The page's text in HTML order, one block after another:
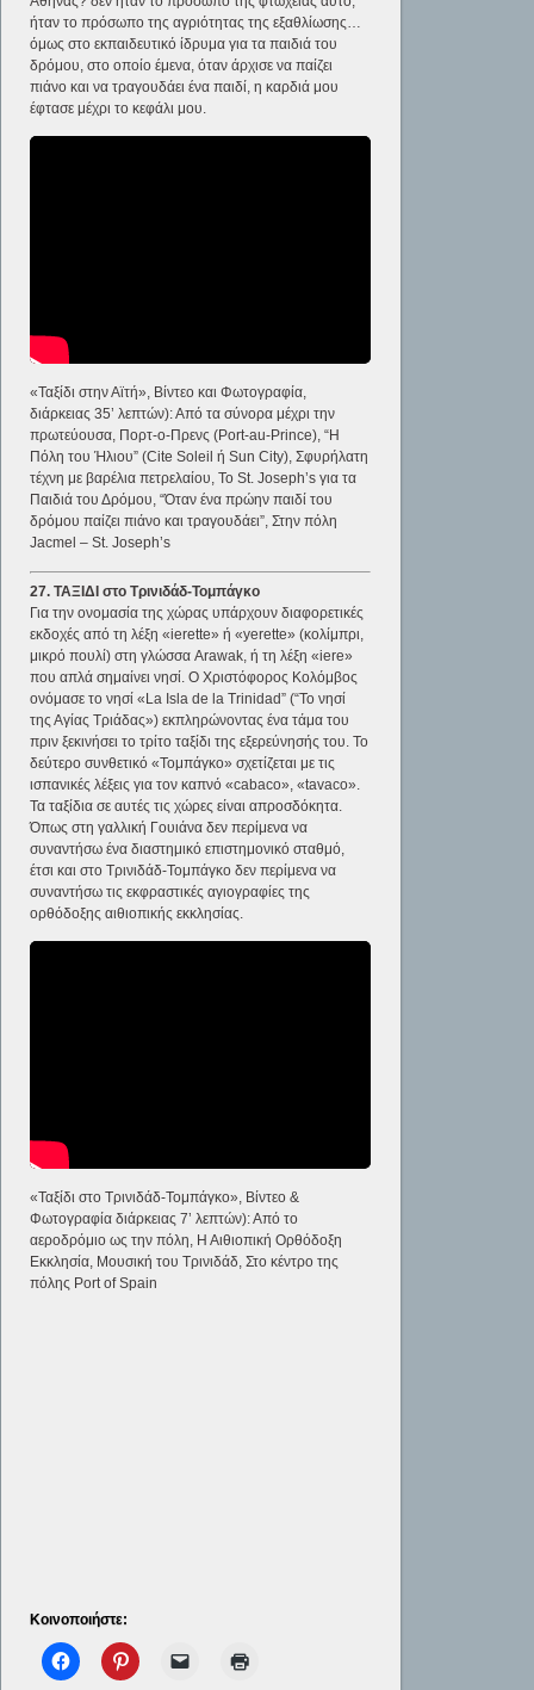
ήταν το πρόσωπο της αγριότητας της εξαθλίωσης…
όμως στο εκπαιδευτικό ίδρυμα για τα παιδιά του
δρόμου, στο οποίο έμενα, όταν άρχισε να παίζει
πιάνο και να τραγουδάει ένα παιδί, η καρδιά μου
έφτασε μέχρι το κεφάλι μου.
«Ταξίδι στην Αϊτή», Βίντεο και Φωτογραφία,
διάρκειας 35’ λεπτών): Από τα σύνορα μέχρι την
πρωτεύουσα, Πορτ-ο-Πρενς (Port-au-Prince), “Η
Πόλη του Ήλιου” (Cite Soleil ή Sun City), Σφυρήλατη
τέχνη με βαρέλια πετρελαίου, Το St. Joseph’s για τα
Παιδιά του Δρόμου, “Όταν ένα πρώην παιδί του
δρόμου παίζει πιάνο και τραγουδάει”, Στην πόλη
Jacmel – St. Joseph’s
27. ΤΑΞΙΔΙ στο Τρινιδάδ-Τομπάγκο
Για την ονομασία της χώρας υπάρχουν διαφορετικές
εκδοχές από τη λέξη «ierette» ή «yerette» (κολίμπρι,
μικρό πουλί) στη γλώσσα Arawak, ή τη λέξη «iere»
που απλά σημαίνει νησί. Ο Χριστόφορος Κολόμβος
ονόμασε το νησί «La Isla de la Trinidad” (“Το νησί
της Αγίας Τριάδας») εκπληρώνοντας ένα τάμα του
πριν ξεκινήσει το τρίτο ταξίδι της εξερεύνησής του. Το
δεύτερο συνθετικό «Τομπάγκο» σχετίζεται με τις
ισπανικές λέξεις για τον καπνό «cabaco», «tavaco».
Τα ταξίδια σε αυτές τις χώρες είναι απροσδόκητα.
Όπως στη γαλλική Γουιάνα δεν περίμενα να
συναντήσω ένα διαστημικό επιστημονικό σταθμό,
έτσι και στο Τρινιδάδ-Τομπάγκο δεν περίμενα να
συναντήσω τις εκφραστικές αγιογραφίες της
ορθόδοξης αιθιοπικής εκκλησίας.
«Ταξίδι στο Τρινιδάδ-Τομπάγκο», Βίντεο &
Φωτογραφία διάρκειας 7’ λεπτών): Από το
αεροδρόμιο ως την πόλη, Η Αιθιοπική Ορθόδοξη
Εκκλησία, Μουσική του Τρινιδάδ, Στο κέντρο της
πόλης Port of Spain
Κοινοποιήστε: